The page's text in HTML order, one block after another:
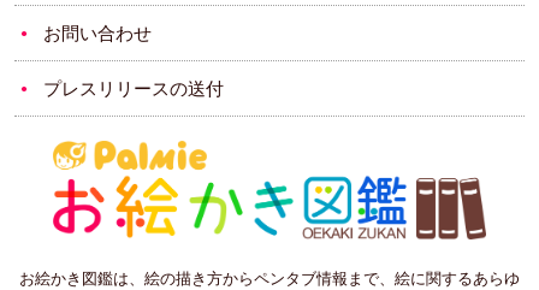
お問い合わせ
プレスリリースの送付
お絵かき図鑑は、絵の描き方からペンタブ情報まで、絵に関するあらゆ